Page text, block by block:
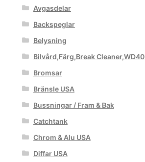
Avgasdelar
Backspeglar
Belysning
Bilvård,Färg,Break Cleaner,WD40
Bromsar
Bränsle USA
Bussningar / Fram & Bak
Catchtank
Chrom & Alu USA
Diffar USA